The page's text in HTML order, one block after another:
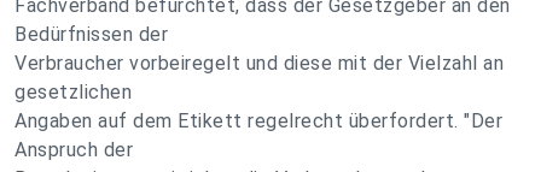
Fachverband befürchtet, dass der Gesetzgeber an den
Bedürfnissen der
Verbraucher vorbeiregelt und diese mit der Vielzahl an
gesetzlichen
Angaben auf dem Etikett regelrecht überfordert. "Der
Anspruch der